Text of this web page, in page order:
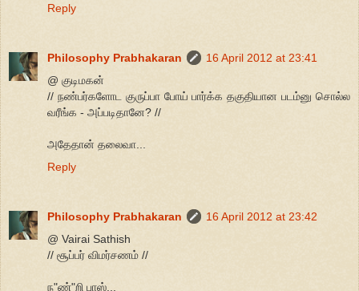
Reply
Philosophy Prabhakaran
16 April 2012 at 23:41
@ குடிமகன்
// நண்பர்களோட குருப்பா போய் பார்க்க தகுதியான படம்னு சொல்ல
வரீங்க - அப்படிதானே? //
அதேதான் தலைவா...
Reply
Philosophy Prabhakaran
16 April 2012 at 23:42
@ Vairai Sathish
// சூப்பர் விமர்சணம் //
ந"ண்"றி பாஸ்...